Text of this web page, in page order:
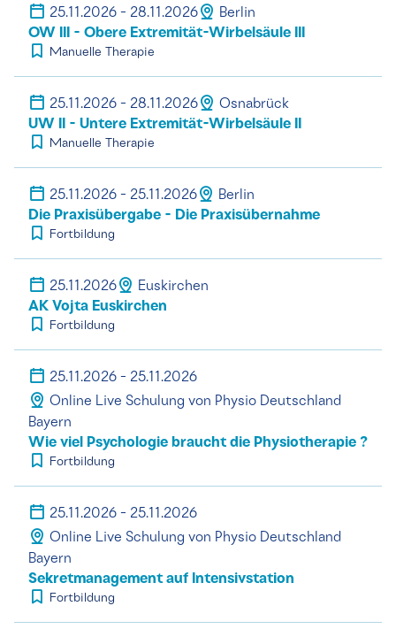
25.11.2026 - 28.11.2026 Berlin
OW III - Obere Extremität-Wirbelsäule III
Manuelle Therapie
25.11.2026 - 28.11.2026 Osnabrück
UW II - Untere Extremität-Wirbelsäule II
Manuelle Therapie
25.11.2026 - 25.11.2026 Berlin
Die Praxisübergabe - Die Praxisübernahme
Fortbildung
25.11.2026 Euskirchen
AK Vojta Euskirchen
Fortbildung
25.11.2026 - 25.11.2026
Online Live Schulung von Physio Deutschland
Bayern
Wie viel Psychologie braucht die Physiotherapie ?
Fortbildung
25.11.2026 - 25.11.2026
Online Live Schulung von Physio Deutschland
Bayern
Sekretmanagement auf Intensivstation
Fortbildung